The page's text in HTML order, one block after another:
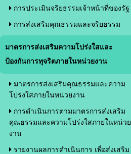
การประเมินจริยธรรมเจ้าหน้าที่ของรัฐ
การส่งเสริมคุณธรรมและจริยธรรม
มาตรการส่งเสริมความโปร่งใสและ
ป้องกันการทุจริตภายในหน่วยงาน
มาตรการส่งเสริมคุณธรรมและความ
โปร่งใสภายในหน่วยงาน
การดำเนินการตามมาตรการส่งเสริม
คุณธรรมและความโปร่งใสภายในหน่วย
งาน
รายงานผลการดำเนินการ เพื่อส่งเสริม